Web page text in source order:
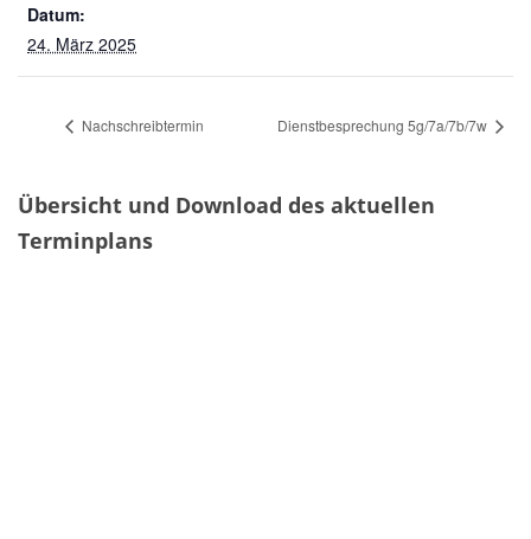
Datum:
24. März 2025
Nachschreibtermin Dienstbesprechung 5g/7a/7b/7w
Übersicht und Download des aktuellen
Terminplans